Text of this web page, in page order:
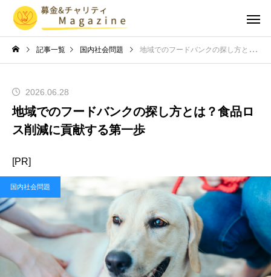
記事一覧 国内社会問題 地域でのフードバンクの探し方とは？食品ロス削減に貢献する第一歩
2026.06.28
地域でのフードバンクの探し方とは？食品ロ
ス削減に貢献する第一歩
[PR]
国内社会問題